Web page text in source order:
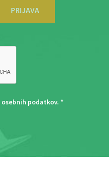
PRIJAVA
podatkov. *